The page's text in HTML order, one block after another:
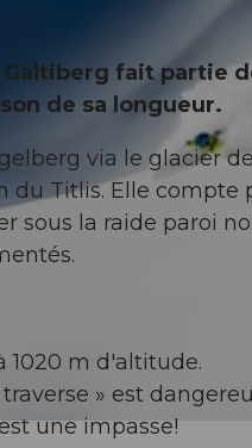
Enander
fait partie
de sa longueur.
via le glacier
du Titlis. Elle
sous la raide paroi
1020 m d'altitude.
» est
une impasse!